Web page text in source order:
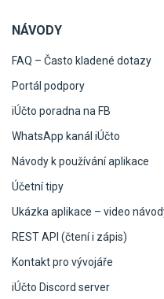
NÁVODY
FAQ – Často kladené dotazy
Portál podpory
iÚčto poradna na FB
WhatsApp kanál iÚčto
Návody k používání aplikace
Účetní tipy
Ukázka aplikace – video
REST API (čtení i zápis)
Kontakt pro vývojáře
iÚčto Discord server